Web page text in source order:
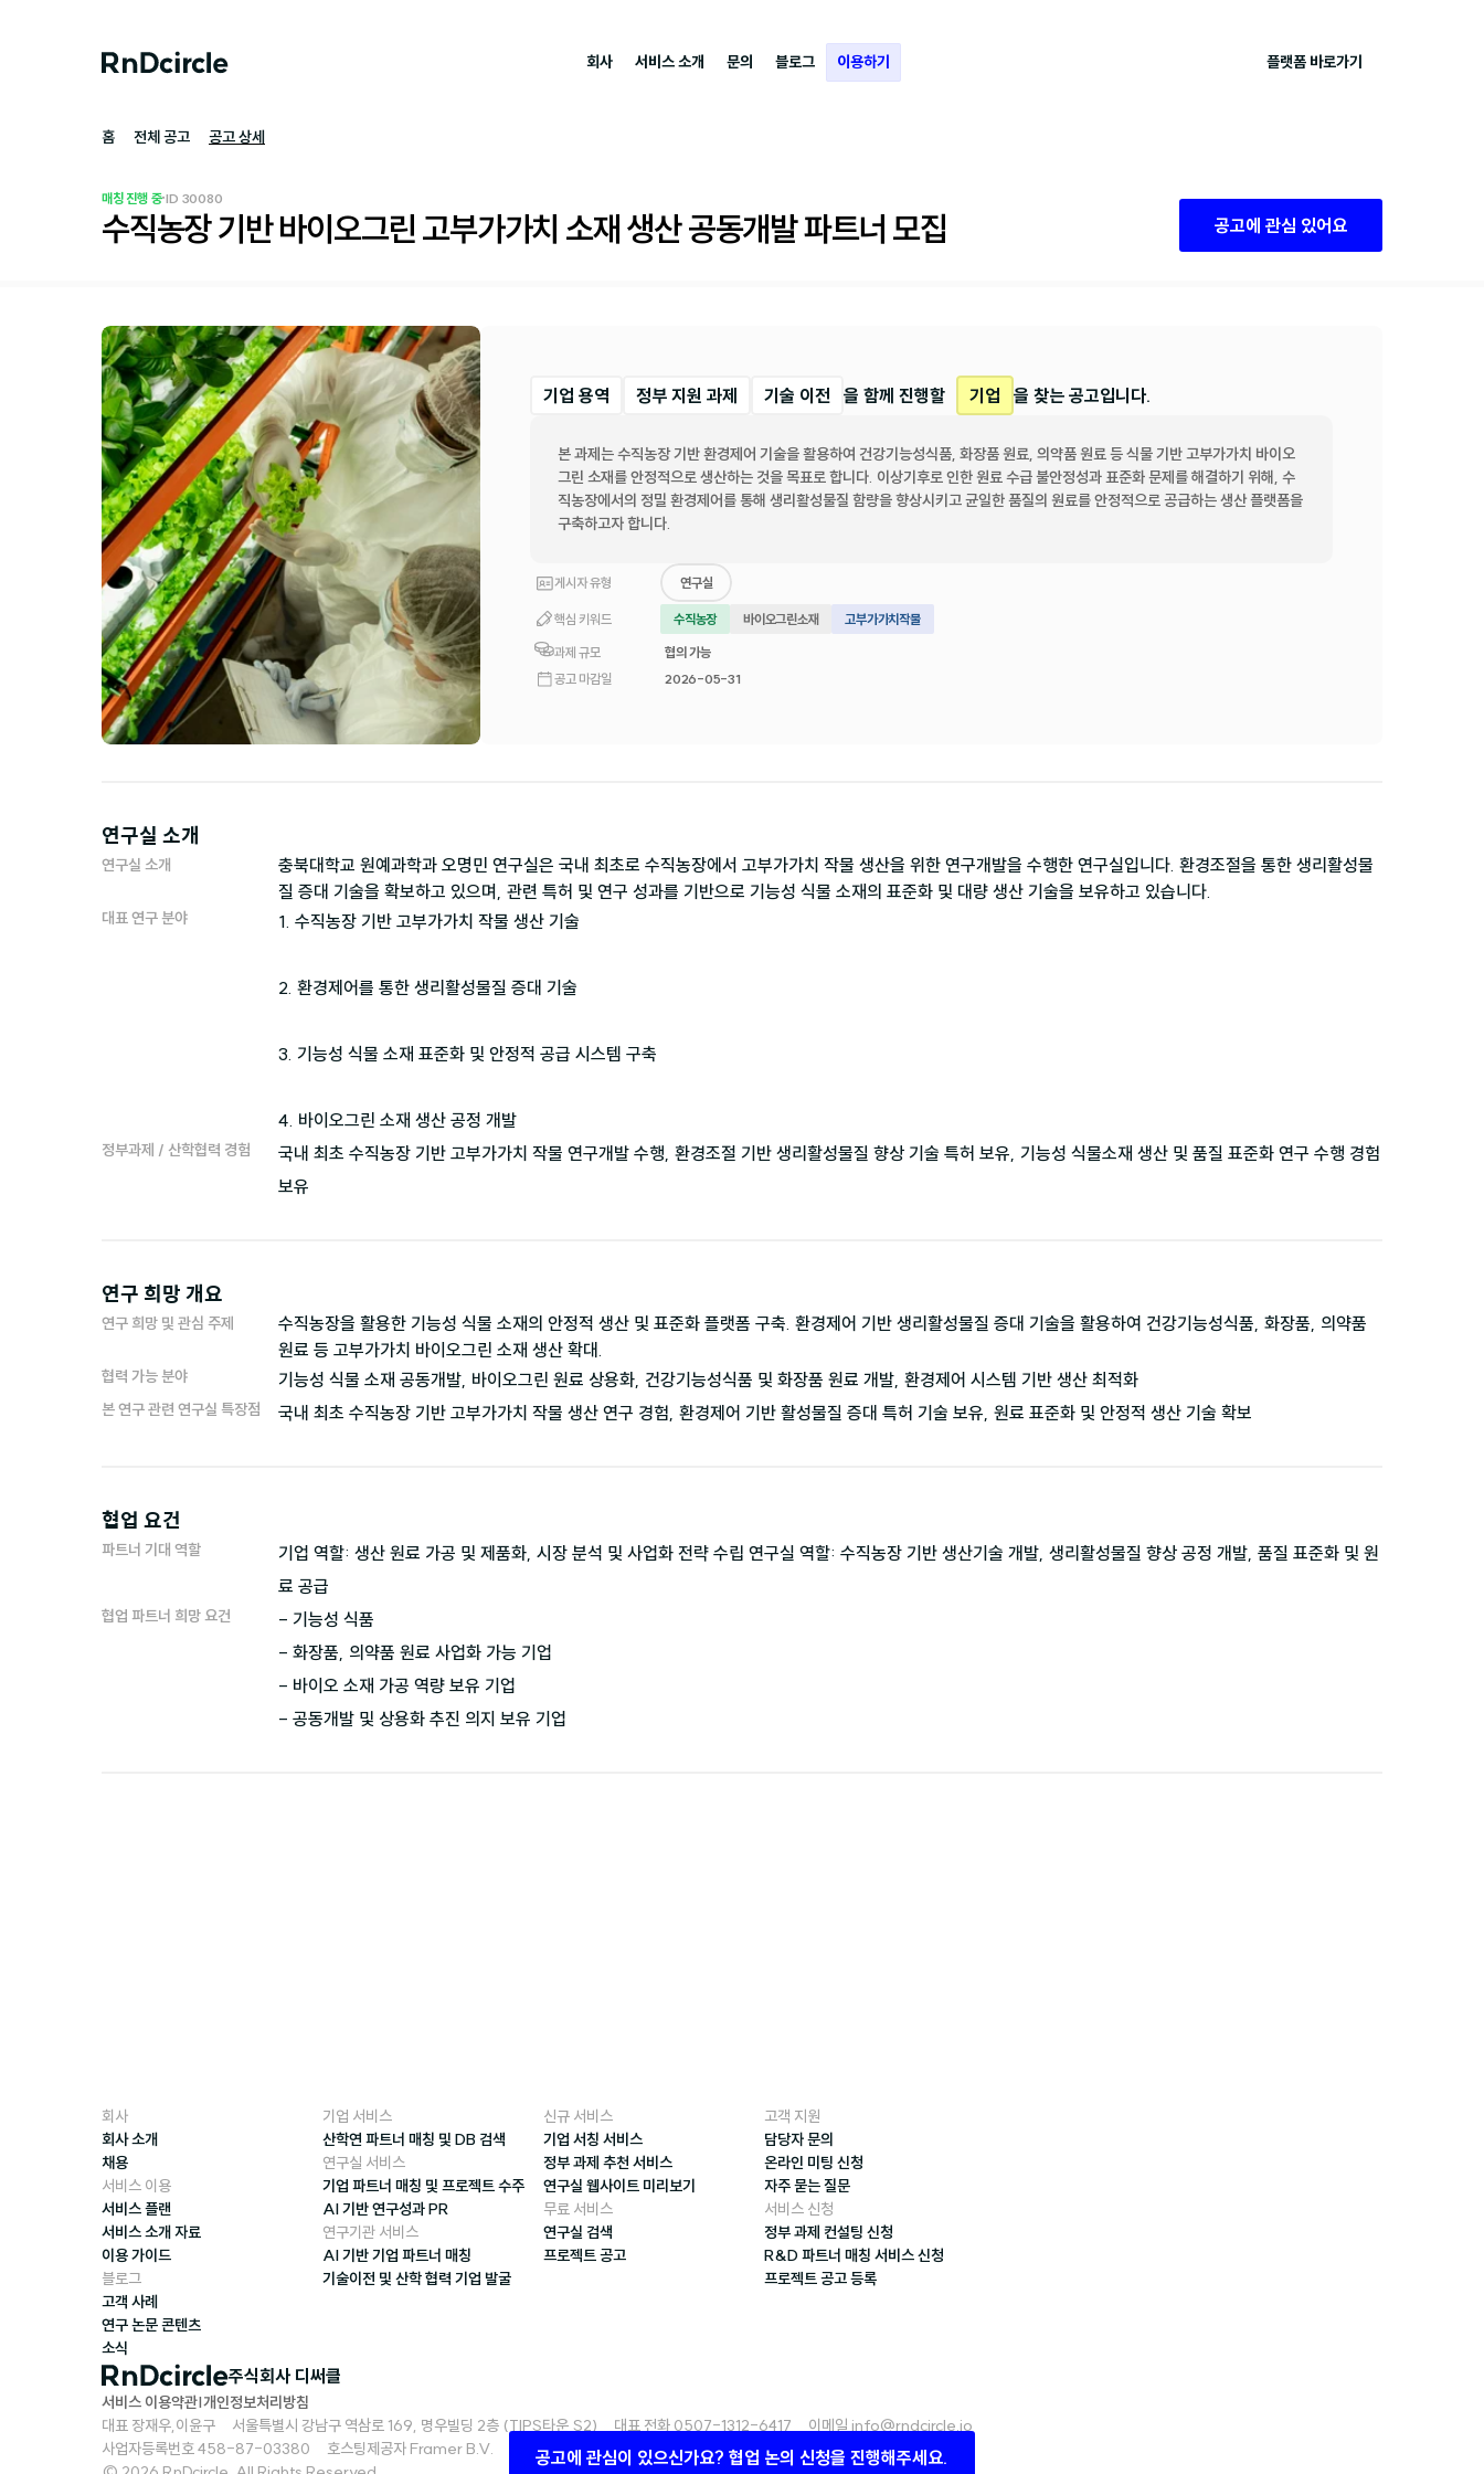
매칭 진행 중·ID 30080
수직농장 기반 바이오그린 고부가가치 소재 생산 공동개발 파트너 모집 공고에 관심 있어요
기업 용역 정부 지원 과제 기술 이전 을 함께 진행할 기업 을 찾는 공고입니다.
본 과제는 수직농장 기반 환경제어 기술을 활용하여 건강기능성식품, 화장품 원료, 의약품 원료 등 식물 기반 고부가가치 바이오
그린 소재를 안정적으로 생산하는 것을 목표로 합니다. 이상기후로 인한 원료 수급 불안정성과 표준화 문제를 해결하기 위해, 수
직농장에서의 정밀 환경제어를 통해 생리활성물질 함량을 향상시키고 균일한 품질의 원료를 안정적으로 공급하는 생산 플랫폼을
구축하고자 합니다.
게시자 유형 연구실
핵심 키워드 수직농장 바이오그린소재
고부가가치작물
과제 규모
협의 가능
공고 마감일
2026-05-31
연구실 소개
연구실 소개
충북대학교 원예과학과 오명민 연구실은 국내 최초로 수직농장에서 고부가가치 작물 생산을 위한 연구개발을 수행한 연구실입니다. 환경조절을 통한 생리활성물
질 증대 기술을 확보하고 있으며, 관련 특허 및 연구 성과를 기반으로 기능성 식물 소재의 표준화 및 대량 생산 기술을 보유하고 있습니다.
대표 연구 분야 1. 수직농장 기반 고부가가치 작물 생산 기술
2. 환경제어를 통한 생리활성물질 증대 기술
3. 기능성 식물 소재 표준화 및 안정적 공급 시스템 구축
4. 바이오그린 소재 생산 공정 개발
정부과제 / 산학협력 경험
국내 최초 수직농장 기반 고부가가치 작물 연구개발 수행, 환경조절 기반 생리활성물질 향상 기술 특허 보유, 기능성 식물소재 생산 및 품질 표준화 연구 수행 경험
보유
연구 희망 개요
연구 희망 및 관심 주제
수직농장을 활용한 기능성 식물 소재의 안정적 생산 및 표준화 플랫폼 구축. 환경제어 기반 생리활성물질 증대 기술을 활용하여 건강기능성식품, 화장품, 의약품
원료 등 고부가가치 바이오그린 소재 생산 확대.
협력 가능 분야 기능성 식물 소재 공동개발, 바이오그린 원료 상용화, 건강기능성식품 및 화장품 원료 개발, 환경제어 시스템 기반 생산 최적화
본 연구 관련 연구실 특장점 국내 최초 수직농장 기반 고부가가치 작물 생산 연구 경험, 환경제어 기반 활성물질 증대 특허 기술 보유, 원료 표준화 및 안정적 생산 기술 확보
협업 요건
파트너 기대 역할
기업 역할: 생산 원료 가공 및 제품화, 시장 분석 및 사업화 전략 수립 연구실 역할: 수직농장 기반 생산기술 개발, 생리활성물질 향상 공정 개발, 품질 표준화 및 원
료 공급
협업 파트너 희망 요건
- 기능성 식품
- 화장품, 의약품 원료 사업화 가능 기업
- 바이오 소재 가공 역량 보유 기업
- 공동개발 및 상용화 추진 의지 보유 기업
회사
회사 소개
채용
서비스 이용
서비스 플랜
서비스 소개 자료
이용 가이드
블로그
고객 사례
연구 논문 콘텐츠
소식
기업 서비스
산학연 파트너 매칭 및 DB 검색
연구실 서비스
기업 파트너 매칭 및 프로젝트 수주
AI 기반 연구성과 PR
연구기관 서비스
AI 기반 기업 파트너 매칭
기술이전 및 산학 협력 기업 발굴
신규 서비스
기업 서칭 서비스
정부 과제 추천 서비스
연구실 웹사이트 미리보기
무료 서비스
연구실 검색
프로젝트 공고
고객 지원
담당자 문의
온라인 미팅 신청
자주 묻는 질문
서비스 신청
정부 과제 컨설팅 신청
R&D 파트너 매칭 서비스 신청
프로젝트 공고 등록
주식회사 디써클
서비스 이용약관|개인정보처리방침
대표 장재우,이윤구     서울특별시 강남구 역삼로 169, 명우빌딩 2층 (TIPS타운 S2)     대표 전화 0507-1312-6417     이메일 info@rndcircle.io
사업자등록번호 458-87-03380     호스팅제공자 Framer B.V.
회사 서비스 소개 문의 블로그 이용하기 플랫폼 바로가기
홈 전체 공고 공고 상세
공고에 관심이 있으신가요? 협업 논의 신청을 진행해주세요.